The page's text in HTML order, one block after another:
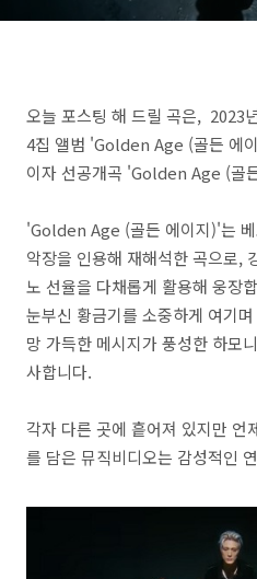
오늘 포스팅 해 드릴 곡은, 2023
4집 앨범 'Golden Age (골든 에
이자 선공개곡 'Golden Age (골
'Golden Age (골든 에이지)'는
악장을 인용해 재해석한 곡으로,
노 선율을 다채롭게 활용해 웅장
눈부신 황금기를 소중하게 여기
망 가득한 메시지가 풍성한 하모
사합니다.
각자 다른 곳에 흩어져 있지만 언
를 담은 뮤직비디오는 감성적인